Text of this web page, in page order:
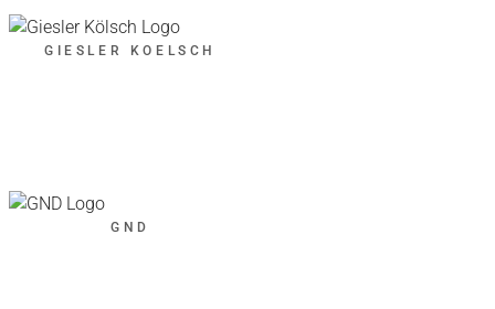
GIESLER KOELSCH
GND